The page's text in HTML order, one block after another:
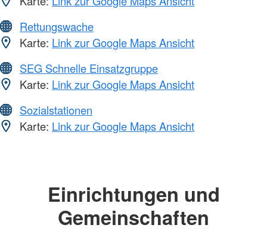
Rettungswache
Karte: Link zur Google Maps Ansicht
SEG Schnelle Einsatzgruppe
Karte: Link zur Google Maps Ansicht
Sozialstationen
Karte: Link zur Google Maps Ansicht
Einrichtungen und
Gemeinschaften